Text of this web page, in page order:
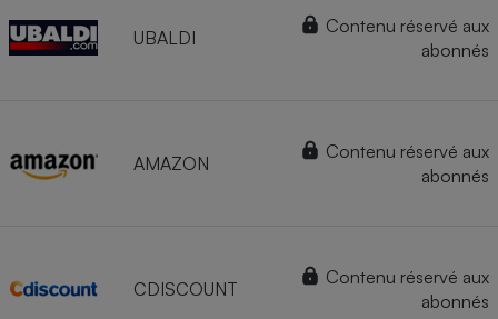
UBALDI
Contenu réservé aux
abonnés
AMAZON
Contenu réservé aux
abonnés
CDISCOUNT
Contenu réservé aux
abonnés